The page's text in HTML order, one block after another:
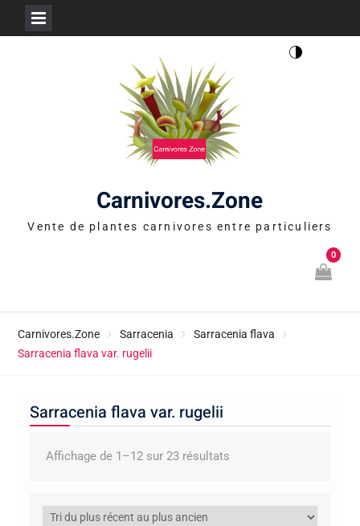
Carnivores.Zone
Vente de plantes carnivores entre particuliers
0
Carnivores.Zone Sarracenia
Sarracenia flava
Sarracenia flava var. rugelii
Sarracenia flava var. rugelii
Affichage de 1–12 sur 23 résultatsTrié
récent